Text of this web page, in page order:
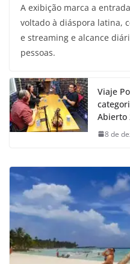
A exibição marca a
voltado à diáspora latina,
e streaming e alcance
pessoas.
Viaje
Abierto
8 de